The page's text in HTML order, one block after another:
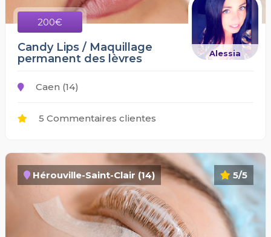
200€
Alessia
Candy Lips / Maquillage
permanent des lèvres
Caen (14)
5 Commentaires clientes
5/5
Hérouville-Saint-Clair (14)